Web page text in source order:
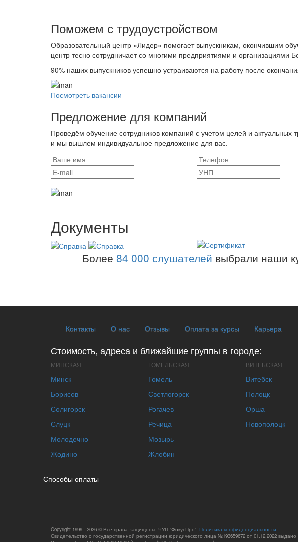
Поможем с трудоустройcтвом
Образовательный центр «Лидер» помогает выпускникам, окончившим
центр тесно сотрудничает со многими предприятиями и организациями
90% наших выпускников успешно устраиваются на работу после
Посмотреть вакансии
Предложение для компаний
Проведём обучение сотрудников компаний с учетом целей и
и мы вышлем индивидуальное предложение для вас.
Документы
Более 84 000 слушателей выбрали наши
Контакты О нас Отзывы Оплата за курсы Карьера
Стоимость, адреса и ближайшие группы в городе:
МИНСКАЯ
Минск
Борисов
Солигорск
Слуцк
Молодечно
Жодино
ГОМЕЛЬСКАЯ
Гомель
Светлогорск
Рогачев
Речица
Мозырь
Жлобин
ВИТЕБСКАЯ
Витебск
Полоцк
Орша
Новополоцк
Способы оплаты
Copyright 1999 - 2026 © Все права защищены. ЧУП "ФокусПро". Политика конфиденциальности
Свидетельство о государственной регистрации юридического лица №193659672 от 01.12.2022